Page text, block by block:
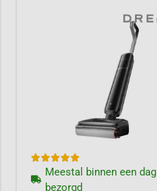

Meestal binnen een dag
bezorgd